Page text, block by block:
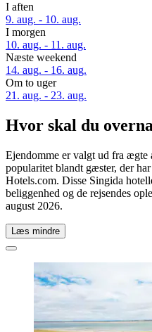
I aften
9. aug. - 10. aug.
I morgen
10. aug. - 11. aug.
Næste weekend
14. aug. - 16. aug.
Om to uger
21. aug. - 23. aug.
Hvor skal du
Ejendomme er valgt ud fra ægte
popularitet blandt gæster, der
Hotels.com. Disse Singida
beliggenhed og de rejsendes
august 2026.
Læs mindre